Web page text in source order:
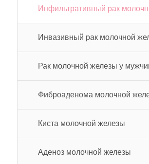
Инфильтративный рак
Инвазивный рак молочной
Рак молочной железы у
Фиброаденома молочной
Киста молочной железы
Аденоз молочной железы